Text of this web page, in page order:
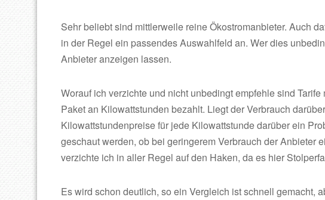
Sehr beliebt sind mittlerweile reine Ökostromanbieter. Auch
in der Regel ein passendes Auswahlfeld an. Wer dies
Anbieter anzeigen lassen.
Worauf ich verzichte und nicht unbedingt empfehle sind
Paket an Kilowattstunden bezahlt. Liegt der Verbrauch
Kilowattstundenpreise für jede Kilowattstunde darüber ein
geschaut werden, ob bei geringerem Verbrauch der Anbieter
verzichte ich in aller Regel auf den Haken, da es hier
Es wird schon deutlich, so ein Vergleich ist schnell gemacht,